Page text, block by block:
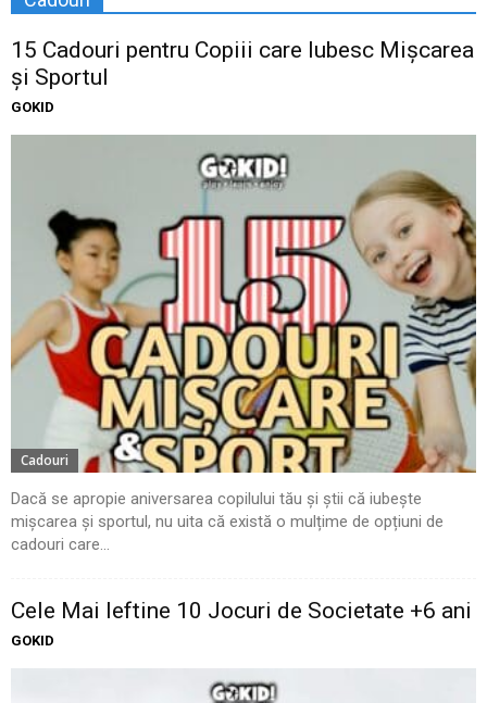
15 Cadouri pentru Copiii care Iubesc Mișcarea
și Sportul
GOKID
Cadouri
Dacă se apropie aniversarea copilului tău și știi că iubește
mișcarea și sportul, nu uita că există o mulțime de opțiuni de
cadouri care...
Cele Mai Ieftine 10 Jocuri de Societate +6 ani
GOKID